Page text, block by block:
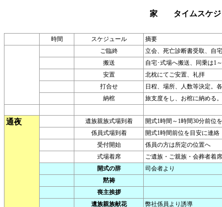
家 タイムスケジ
時間 スケジュール
摘要
ご臨終
立会、死亡診断書受取、自
搬送
自宅･式場へ搬送、同乗は1
安置
北枕にてご安置、礼拝
打合せ
日程、場所、人数等決定。
納棺
旅支度をし、お棺に納める
通夜 遺族親族式場到着
開式1時間～1時間30分前位
係員式場到着
開式1時間前位を目安に連絡
受付開始
係員の方は所定の位置へ
式場着席
ご遺族・ご親族・会葬者着席
開式の辞
司会者より
黙祷
喪主挨拶
遺族親族献花
弊社係員より誘導